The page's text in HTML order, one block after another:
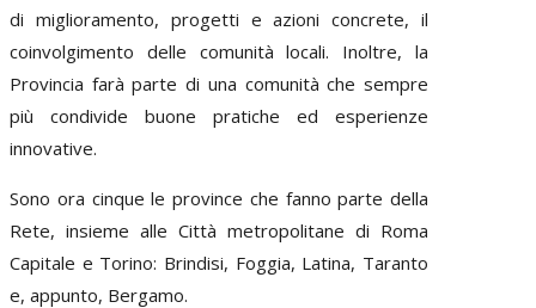
di miglioramento, progetti e azioni concrete, il
coinvolgimento delle comunità locali. Inoltre, la
Provincia farà parte di una comunità che sempre
più condivide buone pratiche ed esperienze
innovative.
Sono ora cinque le province che fanno parte della
Rete, insieme alle Città metropolitane di Roma
Capitale e Torino: Brindisi, Foggia, Latina, Taranto
e, appunto, Bergamo.